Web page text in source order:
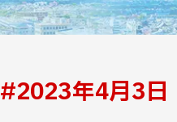
#2023年4月3日